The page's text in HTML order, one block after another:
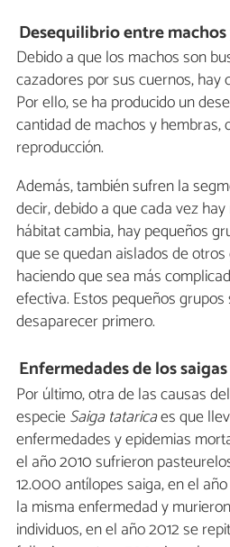
Desequilibrio entre
Debido a que los machos son
cazadores por sus cuernos, hay
Por ello, se ha producido un
cantidad de machos y hembras,
reproducción.
Además, también sufren la
decir, debido a que cada vez
hábitat cambia, hay pequeños
que se quedan aislados de
haciendo que sea más
efectiva. Estos pequeños
desaparecer primero.
Enfermedades de los saigas
Por último, otra de las causas
especieSaiga tataricaes que
enfermedades y epidemias
el año 2010 sufrieron
12.000 antílopes saiga, en el
la misma enfermedad y
individuos, en el año 2012 se